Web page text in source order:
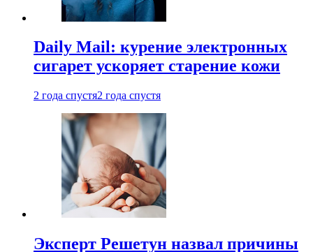
Daily Mail: курение электронных
сигарет ускоряет старение кожи
2 года спустя2 года спустя
Эксперт Решетун назвал причины